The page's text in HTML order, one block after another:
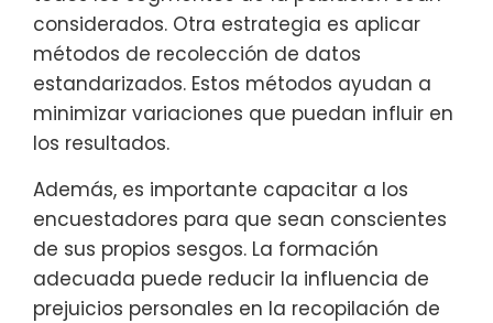
considerados. Otra estrategia es aplicar
métodos de recolección de datos
estandarizados. Estos métodos ayudan a
minimizar variaciones que puedan influir en
los resultados.
Además, es importante capacitar a los
encuestadores para que sean conscientes
de sus propios sesgos. La formación
adecuada puede reducir la influencia de
prejuicios personales en la recopilación de